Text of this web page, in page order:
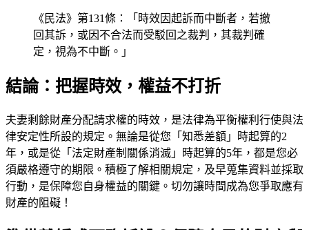
《民法》第131條：「時效因起訴而中斷者，若撤
回其訴，或因不合法而受駁回之裁判，其裁判確
定，視為不中斷。」
結論：把握時效，權益不打折
夫妻剩餘財產分配請求權的時效，是法律為平衡權利行使與法
律安定性所設的規定。無論是從您「知悉差額」時起算的2
年，或是從「法定財產制關係消滅」時起算的5年，都是您必
須嚴格遵守的期限。積極了解相關規定，及早蒐集資料並採取
行動，是保障您自身權益的關鍵。切勿讓時間成為您爭取應有
財產的阻礙！